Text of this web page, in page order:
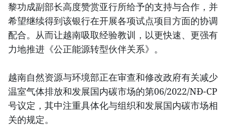
黎功成副部长高度赞赏亚行所给予的支持与合作，并
希望继续得到该银行在开展各项试点项目方面的协调
配合。从而让越南吸取经验教训，以更快速、更强有
力地推进《公正能源转型伙伴关系》。
越南自然资源与环境部正在审查和修改政府有关减少
温室气体排放和发展国内碳市场的第06/2022/NĐ-CP
号议定，其中注重具体化与组织和发展国内碳市场相
关的规定。